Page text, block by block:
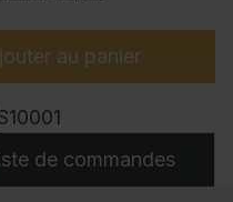
au panier
de commandes